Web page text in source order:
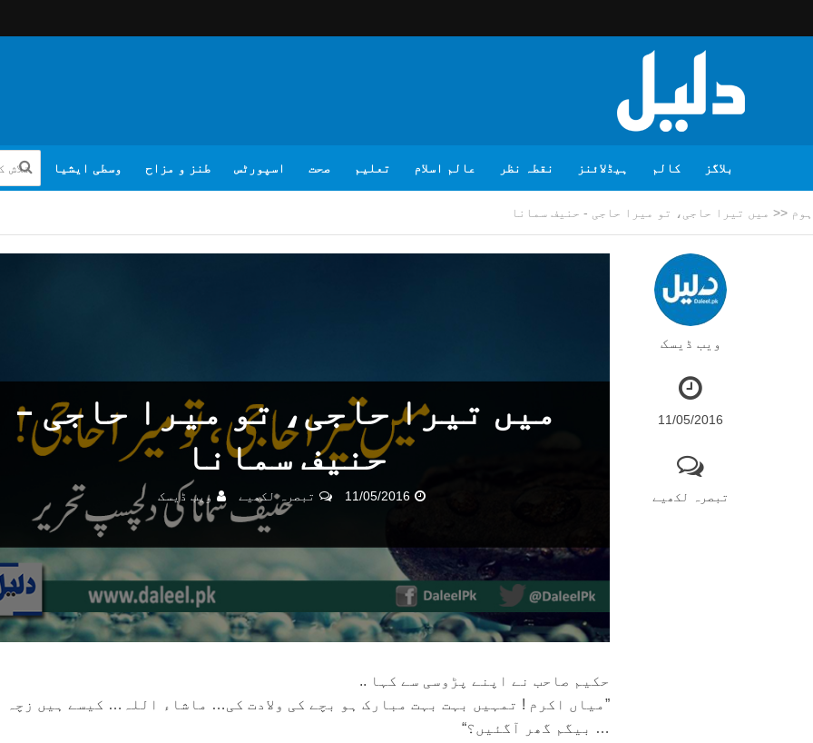
بلاگز کالم ہیڈلائنز نقطہ نظر عالم اسلام تعلیم صحت اسپورٹس طنز و مزاح وسطی ایشیا
ہوم << میں تیرا حاجی، تو میرا حاجی - حنیف سمانا
ویب ڈیسک
11/05/2016
تبصرہ لکھیے
میں تیرا حاجی، تو میرا حاجی –
حنیف سمانا
11/05/2016 تبصرہ لکھیے ویب ڈیسک
حکیم صاحب نے اپنے پڑوسی سے کہا ..
”میاں اکرم ! تمہیں بہت بہت مبارک ہو بچے کی ولادت کی… ماشاء اللہ… کیسے ہیں زچہ
… بیگم گھر آگئیں؟“